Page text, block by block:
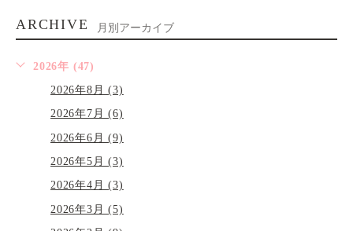
ARCHIVE 月別アーカイブ
2026年 (47)
2026年8月 (3)
2026年7月 (6)
2026年6月 (9)
2026年5月 (3)
2026年4月 (3)
2026年3月 (5)